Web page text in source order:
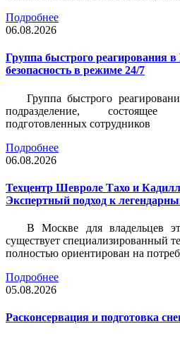
Подробнее
06.08.2026
Группа быстрого реагирования
безопасность в режиме 24/7
Группа быстрого
подразделение,
подготовленных сотрудников
Подробнее
06.08.2026
Техцентр Шевроле Тахо и
Экспертный подход к
В Москве для владельцев
существует специализированный
полностью ориентирован на
Подробнее
05.08.2026
Расконсервация и подготовка